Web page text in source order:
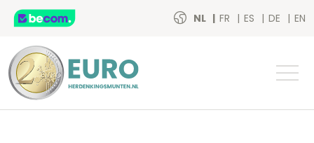
NL FR ES DE EN